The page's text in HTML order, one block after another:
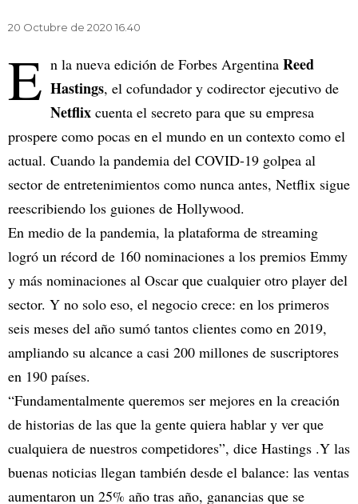
20 Octubre de 2020 16.40
E n la nueva edición de Forbes Argentina Reed
Hastings, el cofundador y codirector ejecutivo de
Netflix cuenta el secreto para que su empresa
prospere como pocas en el mundo en un contexto como el
actual. Cuando la pandemia del COVID-19 golpea al
sector de entretenimientos como nunca antes, Netflix sigue
reescribiendo los guiones de Hollywood.
En medio de la pandemia, la plataforma de streaming
logró un récord de 160 nominaciones a los premios Emmy
y más nominaciones al Oscar que cualquier otro player del
sector. Y no solo eso, el negocio crece: en los primeros
seis meses del año sumó tantos clientes como en 2019,
ampliando su alcance a casi 200 millones de suscriptores
en 190 países.
“Fundamentalmente queremos ser mejores en la creación
de historias de las que la gente quiera hablar y ver que
cualquiera de nuestros competidores”, dice Hastings .Y las
buenas noticias llegan también desde el balance: las ventas
aumentaron un 25% año tras año, ganancias que se